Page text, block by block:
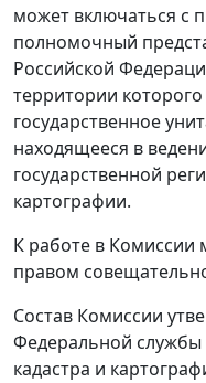
может включаться с
полномочный
Российской
территории
государственное
находящееся в
государственной
картографии.
К работе в Комиссии
правом
Состав Комиссии
Федеральной службы
кадастра и